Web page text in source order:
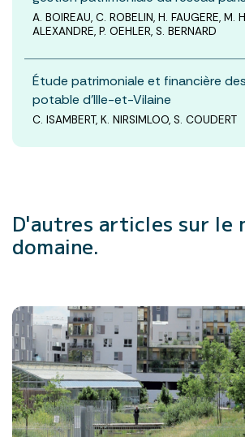
A. BOIREAU, C. ROBELIN, H. FAUGERE, M.
ALEXANDRE, P. OEHLER, S. BERNARD
Étude patrimoniale et financière
potable d’Ille-et-Vilaine
C. ISAMBERT, K. NIRSIMLOO, S. COUDERT
D'autres articles sur le
domaine.